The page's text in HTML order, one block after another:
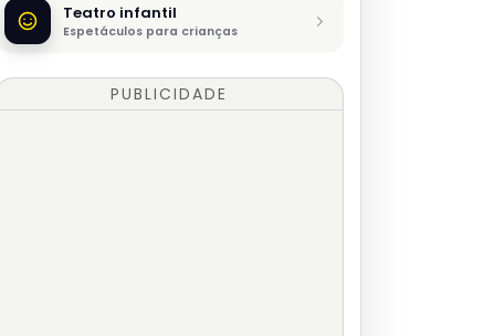
Teatro infantil
Espetáculos para crianças
PUBLICIDADE